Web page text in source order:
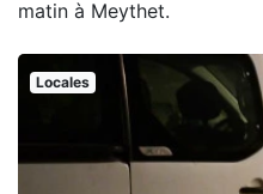
matin à Meythet.
Locales